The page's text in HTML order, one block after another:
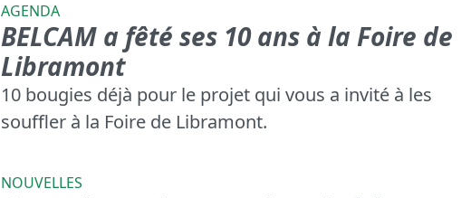
AGENDA
BELCAM a fêté ses 10 ans à la Foire de
Libramont
10 bougies déjà pour le projet qui vous a invité à les
souffler à la Foire de Libramont.
NOUVELLES